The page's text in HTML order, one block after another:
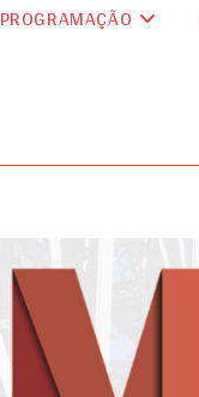
PROGRAMAÇÃO